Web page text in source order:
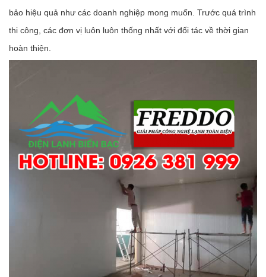
bảo hiệu quả như các doanh nghiệp mong muốn. Trước quá trình
thi công, các đơn vị luôn luôn thống nhất với đối tác về thời gian
hoàn thiện.